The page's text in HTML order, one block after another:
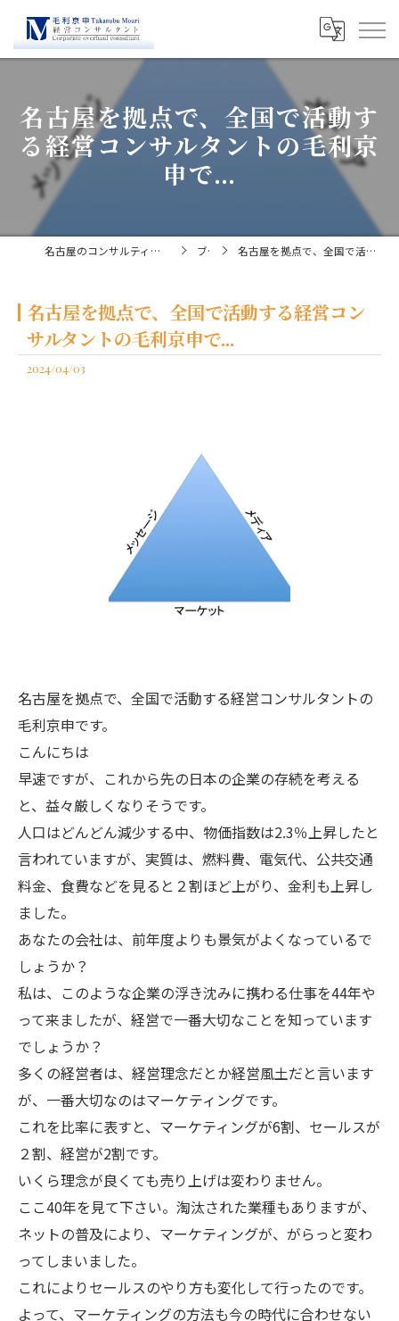
名古屋を拠点で、全国で活動す
る経営コンサルタントの毛利京
申で...
名古屋のコンサルティングなら経営コンサルタント毛利京申 ブログ 名古屋を拠点で、全国で活動する経営コンサルタントの毛利京申で...
名古屋を拠点で、全国で活動する経営コン
サルタントの毛利京申で...
2024/04/03
名古屋を拠点で、全国で活動する経営コンサルタントの
毛利京申です。
こんにちは
早速ですが、これから先の日本の企業の存続を考える
と、益々厳しくなりそうです。
人口はどんどん減少する中、物価指数は2.3％上昇したと
言われていますが、実質は、燃料費、電気代、公共交通
料金、食費などを見ると２割ほど上がり、金利も上昇し
ました。
あなたの会社は、前年度よりも景気がよくなっているで
しょうか？
私は、このような企業の浮き沈みに携わる仕事を44年や
って来ましたが、経営で一番大切なことを知っています
でしょうか？
多くの経営者は、経営理念だとか経営風土だと言います
が、一番大切なのはマーケティングです。
これを比率に表すと、マーケティングが6割、セールスが
２割、経営が2割です。
いくら理念が良くても売り上げは変わりません。
ここ40年を見て下さい。淘汰された業種もありますが、
ネットの普及により、マーケティングが、がらっと変わ
ってしまいました。
これによりセールスのやり方も変化して行ったのです。
よって、マーケティングの方法も今の時代に合わせない